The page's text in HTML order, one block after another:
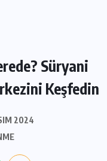
Süryani
Keşfedin
2024